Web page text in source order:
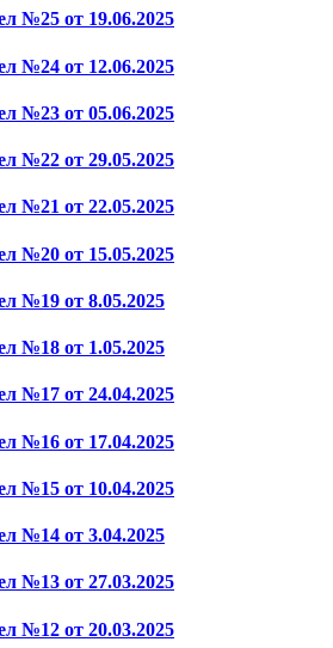
№25 от 19.06.2025
№24 от 12.06.2025
№23 от 05.06.2025
№22 от 29.05.2025
№21 от 22.05.2025
№20 от 15.05.2025
№19 от 8.05.2025
№18 от 1.05.2025
№17 от 24.04.2025
№16 от 17.04.2025
№15 от 10.04.2025
№14 от 3.04.2025
№13 от 27.03.2025
№12 от 20.03.2025